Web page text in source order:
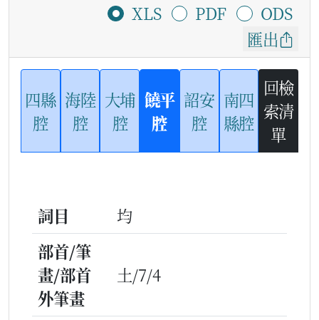
XLS
PDF
ODS
匯出
四縣
腔
海陸
腔
大埔
腔
饒平
腔
詔安
腔
南四
縣腔
回檢
索清
單
詞目
均
部首/筆
畫/部首
外筆畫
土/7/4